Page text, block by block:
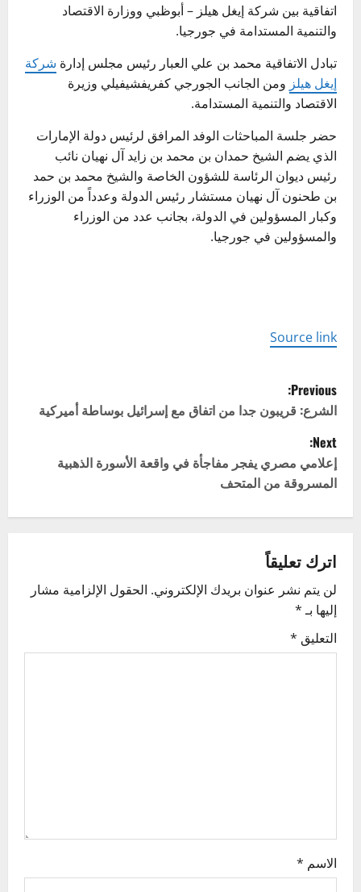
اتفاقية بين شركة إيغل هيلز – أبوظبي ووزارة الاقتصاد
والتنمية المستدامة في جورجيا.
تبادل الاتفاقية محمد بن علي العبار رئيس مجلس إدارة شركة
إيغل هيلز ومن الجانب الجورجي كفريفشيفيلي وزيرة
الاقتصاد والتنمية المستدامة.
حضر جلسة المباحثات الوفد المرافق لرئيس دولة الإمارات
الذي يضم الشيخ حمدان بن محمد بن زايد آل نهيان نائب
رئيس ديوان الرئاسة للشؤون الخاصة والشيخ محمد بن حمد
بن طحنون آل نهيان مستشار رئيس الدولة وعدداً من الوزراء
وكبار المسؤولين في الدولة، بجانب عدد من الوزراء
والمسؤولين في جورجيا.
Source link
P
o
s
t
n
a
v
i
g
Previous:
الشرع: قريبون جدا من اتفاق مع إسرائيل بوساطة أميركية
Next:
إعلامي مصري يفجر مفاجأة في واقعة الأسورة الذهبية
المسروقة من المتحف
اترك تعليقاً
لن يتم نشر عنوان بريدك الإلكتروني. الحقول الإلزامية مشار
إليها بـ*
التعليق *
الاسم *